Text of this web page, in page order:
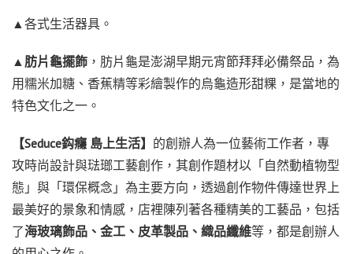
▲各式生活器具。
▲ 肪片龜擺飾 ，肪片龜是澎湖早期元宵節拜拜必備祭品，為
用糯米加糖、香蕉精等彩繪製作的烏龜造形甜粿，是當地的
特色文化之一。
【Seduce鈎癮 島上生活】 的創辦人為一位藝術工作者，專
攻時尚設計與琺瑯工藝創作，其創作題材以「自然動植物型
態」與「環保概念」為主要方向，透過創作物件傳達世界上
最美好的景象和情感，店裡陳列著各種精美的工藝品，包括
了海玻璃飾品、金工、皮革製品、織品纖維等，都是創辦人